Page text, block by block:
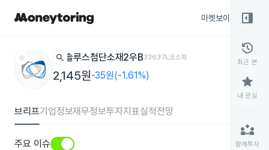
마켓보이스
star search 솔루스첨단소재2우B33637L코스피
2,145원-35원(-1.61%)
브리프기업정보재무정보투자지표실적전망
주요 이슈
right_panel_open
history
최근 본
star
내 관심
partner_exchange
함께투자